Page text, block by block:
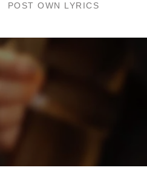
POST OWN LYRICS